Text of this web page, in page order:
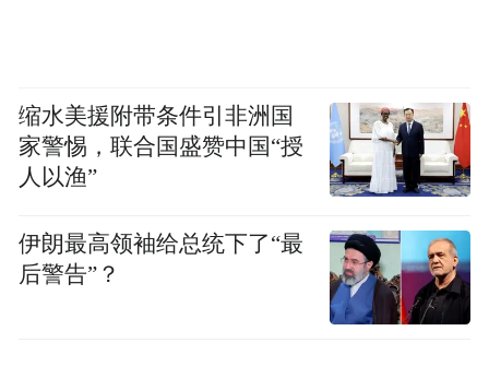
缩水美援附带条件引非洲国
家警惕，联合国盛赞中国“授
人以渔”
伊朗最高领袖给总统下了“最
后警告”？